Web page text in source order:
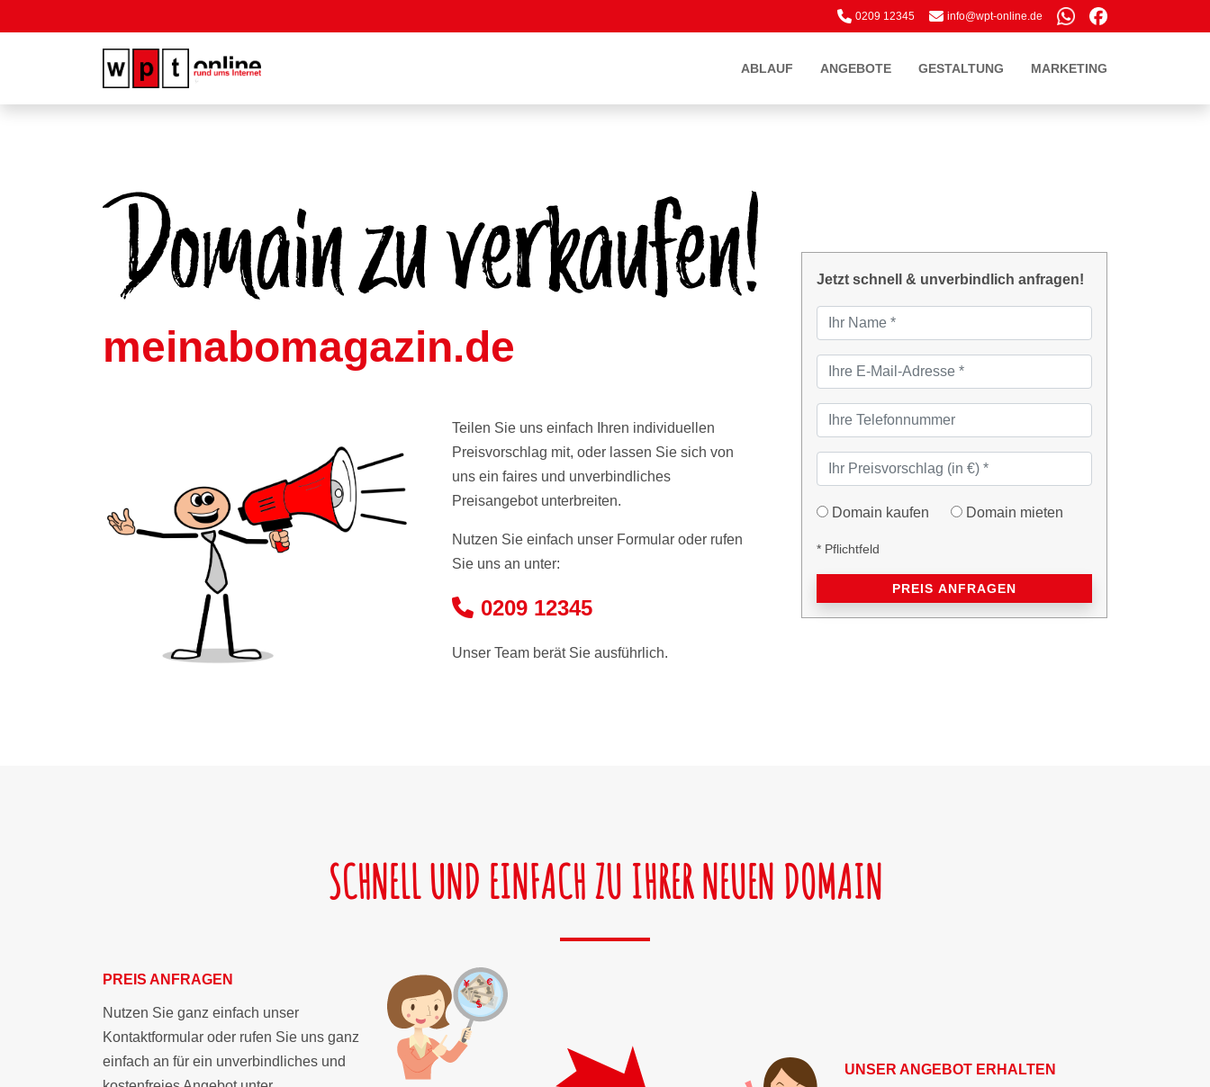
0209 12345 info@wpt-online.de
ABLAUF ANGEBOTE GESTALTUNG MARKETING
meinabomagazin.de
Teilen Sie uns einfach Ihren individuellen
Preisvorschlag mit, oder lassen Sie sich von
uns ein faires und unverbindliches
Preisangebot unterbreiten.
Nutzen Sie einfach unser Formular oder rufen
Sie uns an unter:
0209 12345
Unser Team berät Sie ausführlich.
Jetzt schnell & unverbindlich anfragen!
Domain kaufen Domain mieten
* Pflichtfeld
PREIS ANFRAGEN
SCHNELL UND EINFACH ZU IHRER NEUEN DOMAIN
PREIS ANFRAGEN
Nutzen Sie ganz einfach unser
Kontaktformular oder rufen Sie uns ganz
einfach an für ein unverbindliches und
UNSER ANGEBOT ERHALTEN